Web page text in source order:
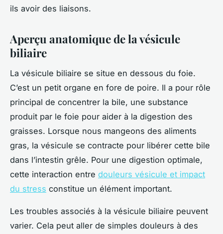
ils avoir des liaisons.
Aperçu anatomique de la vésicule
biliaire
La vésicule biliaire se situe en dessous du foie.
C’est un petit organe en fore de poire. Il a pour rôle
principal de concentrer la bile, une substance
produit par le foie pour aider à la digestion des
graisses. Lorsque nous mangeons des aliments
gras, la vésicule se contracte pour libérer cette bile
dans l’intestin grêle. Pour une digestion optimale,
cette interaction entre douleurs vésicule et impact
du stress constitue un élément important.
Les troubles associés à la vésicule biliaire peuvent
varier. Cela peut aller de simples douleurs à des